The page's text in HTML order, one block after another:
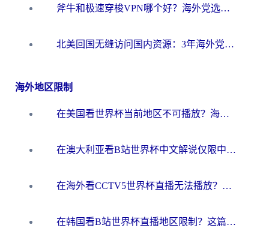
斧牛和极速穿梭VPN哪个好？海外党选回国加速器必看的真实对比与避坑指南
北美回国无缝访问国内资源：3年海外党亲测的加速器选择指南
海外地区限制
在美国看世界杯当前地区不可播放？海外党体育观赛终极指南来了！
在澳大利亚看B站世界杯中文解说仅限中国大陆？这篇指南帮你打破限制看遍赛事
在海外看CCTV5世界杯直播无法播放？这篇指南让你和国内球迷同步呐喊
在韩国看B站世界杯直播地区限制？这篇指南让你告别“当前地区不可播放”